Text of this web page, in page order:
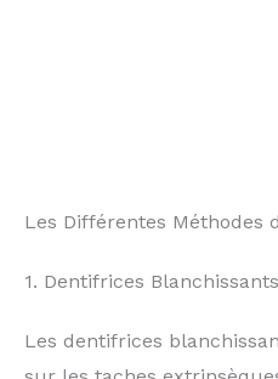
Les Différentes Méthodes
1. Dentifrices
Les dentifrices